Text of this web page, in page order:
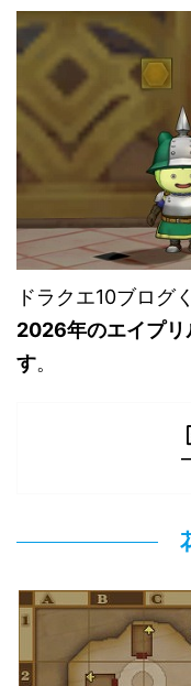
ドラクエ10ブログ
2026年のエイプリ
す。